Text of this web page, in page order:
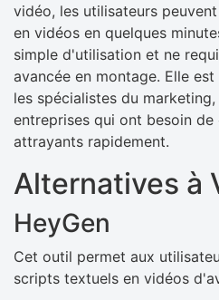
vidéo, les utilisateurs
en vidéos en quelques
simple d'utilisation et ne
avancée en montage. Elle
les spécialistes du
entreprises qui ont besoin de
attrayants rapidement.
Alternatives à
HeyGen
Cet outil permet aux
scripts textuels en vidéos